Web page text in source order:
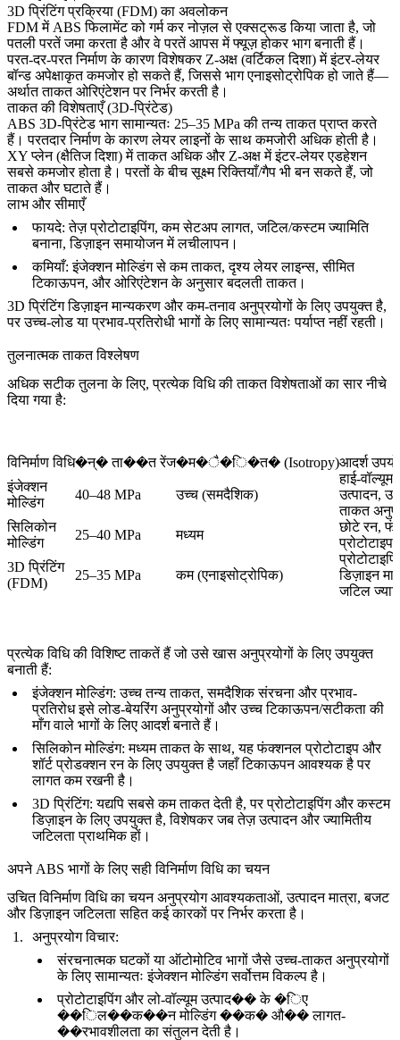
3D प्रिंटिंग प्रक्रिया (FDM) का अवलोकन
FDMमें ABS फिलामेंट को गर्म कर नोज़ल से एक्सट्रूड किया जाता है, जो
पतली परतें जमा करता है और वे परतें आपस में फ्यूज़ होकर भाग बनाती हैं।
परत-दर-परत निर्माण के कारण विशेषकर Z-अक्ष (वर्टिकल दिशा) में इंटर-लेयर
बॉन्ड अपेक्षाकृत कमजोर हो सकते हैं, जिससे भाग एनाइसोट्रोपिक हो जाते हैं—
अर्थात ताकत ओरिएंटेशन पर निर्भर करती है।
ताकत की विशेषताएँ (3D-प्रिंटेड)
ABS 3D-प्रिंटेड भाग सामान्यतः 25–35 MPa की तन्य ताकत प्राप्त करते
हैं। परतदार निर्माण के कारण लेयर लाइनों के साथ कमजोरी अधिक होती है।
XY प्लेन (क्षैतिज दिशा) में ताकत अधिक और Z-अक्ष में इंटर-लेयर एडहेशन
सबसे कमजोर होता है। परतों के बीच सूक्ष्म रिक्तियाँ/गैप भी बन सकते हैं, जो
ताकत और घटाते हैं।
लाभ और सीमाएँ
फायदे: तेज़ प्रोटोटाइपिंग, कम सेटअप लागत, जटिल/कस्टम ज्यामिति
बनाना, डिज़ाइन समायोजन में लचीलापन।
कमियाँ: इंजेक्शन मोल्डिंग से कम ताकत, दृश्य लेयर लाइन्स, सीमित
टिकाऊपन, और ओरिएंटेशन के अनुसार बदलती ताकत।
3D प्रिंटिंग डिज़ाइन मान्यकरण और कम-तनाव अनुप्रयोगों के लिए उपयुक्त है,
पर उच्च-लोड या प्रभाव-प्रतिरोधी भागों के लिए सामान्यतः पर्याप्त नहीं रहती।
तुलनात्मक ताकत विश्लेषण
अधिक सटीक तुलना के लिए, प्रत्येक विधि की ताकत विशेषताओं का सार नीचे
दिया गया है:
विनिर्माण विधि�न्� ता��त रेंज�म�ै�ि�त� (Isotropy)आदर्श
इंजेक्शन
मोल्डिंग
40–48 MPa उच्च (समदैशिक)
हाई-वॉल्यूम
उत्पादन,
ताकत
सिलिकोन
मोल्डिंग
25–40 MPa मध्यम
छोटे रन,
प्रोटोटाइप
3D प्रिंटिंग
(FDM)
25–35 MPa कम (एनाइसोट्रोपिक)
डिज़ाइन
जटिल
प्रत्येक विधि की विशिष्ट ताकतें हैं जो उसे खास अनुप्रयोगों के लिए उपयुक्त
बनाती हैं:
इंजेक्शन मोल्डिंग: उच्च तन्य ताकत, समदैशिक संरचना और प्रभाव-
प्रतिरोध इसेलोड-बेयरिंग अनुप्रयोगों और उच्च टिकाऊपन/सटीकता की
माँग वाले भागों के लिए आदर्श बनाते हैं।
सिलिकोन मोल्डिंग: मध्यम ताकत के साथ, यहफंक्शनल प्रोटोटाइप और
शॉर्ट प्रोडक्शन रनके लिए उपयुक्त है जहाँ टिकाऊपन आवश्यक है पर
लागत कम रखनी है।
3D प्रिंटिंग: यद्यपि सबसे कम ताकत देती है, परप्रोटोटाइपिंग और कस्टम
डिज़ाइनके लिए उपयुक्त है, विशेषकर जब तेज़ उत्पादन और ज्यामितीय
जटिलता प्राथमिक हों।
अपने ABS भागों के लिए सही विनिर्माण विधि का चयन
उचित विनिर्माण विधि का चयन अनुप्रयोग आवश्यकताओं, उत्पादन मात्रा, बजट
और डिज़ाइन जटिलता सहित कई कारकों पर निर्भर करता है।
अनुप्रयोग विचार:
संरचनात्मक घटकों या ऑटोमोटिव भागों जैसेउच्च-ताकत अनुप्रयोगों
के लिए सामान्यतः इंजेक्शन मोल्डिंग सर्वोत्तम विकल्प है।
प्रोटोटाइपिंग और लो-वॉल्यूम उत्पाद��के �िए
��िल��क��न मोल्डिंग ��क� औ�� लागत-
��रभावशीलता का संतुलन देती है।